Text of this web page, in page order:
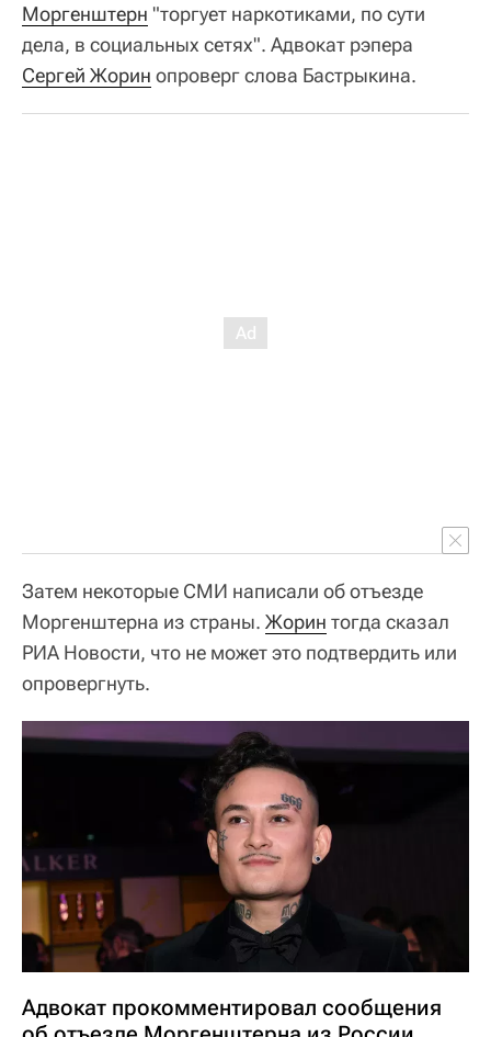
Моргенштерн "торгует наркотиками, по сути
дела, в социальных сетях". Адвокат рэпера
Сергей Жорин опроверг слова Бастрыкина.
Затем некоторые СМИ написали об отъезде
Моргенштерна из страны. Жорин тогда сказал
РИА Новости, что не может это подтвердить или
опровергнуть.
Адвокат прокомментировал сообщения